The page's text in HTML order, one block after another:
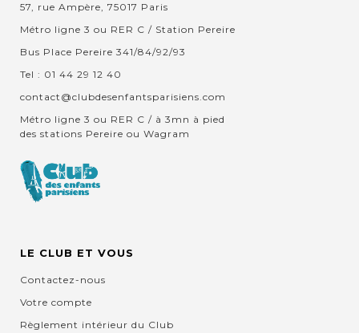
57, rue Ampère, 75017 Paris
Métro ligne 3 ou RER C / Station Pereire
Bus Place Pereire 341/84/92/93
Tel : 01 44 29 12 40
contact@clubdesenfantsparisiens.com
Métro ligne 3 ou RER C / à 3mn à pied
des stations Pereire ou Wagram
LE CLUB ET VOUS
Contactez-nous
Votre compte
Règlement intérieur du Club